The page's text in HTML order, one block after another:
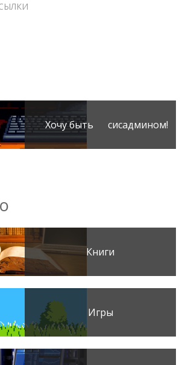
Хочу быть сисадмином!
Книги
Игры